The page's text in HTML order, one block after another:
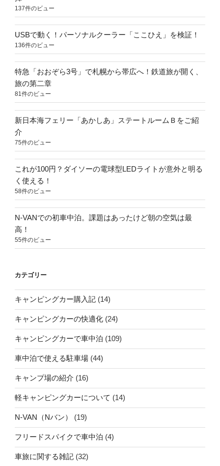
137件のビュー
USBで動く！パーソナルクーラー「ここひえ」を検証！
136件のビュー
特急「おおぞら3号」で札幌から帯広へ！鉄道旅が開く、
旅の第二章
81件のビュー
新日本海フェリー「あかしあ」ステートルームＢをご紹
介
75件のビュー
これが100円？ダイソーの電球型LEDライトが意外と明る
く使える！
58件のビュー
N-VANでの初車中泊。課題はあったけど朝の空気は最
高！
55件のビュー
カテゴリー
キャンピングカー購入記 (14)
キャンピングカーの快適化 (24)
キャンピングカーで車中泊 (109)
車中泊で使える駐車場 (44)
キャンプ場の紹介 (16)
軽キャンピングカーについて (14)
N-VAN（Nバン） (19)
フリードスパイクで車中泊 (4)
車旅に関する雑記 (32)